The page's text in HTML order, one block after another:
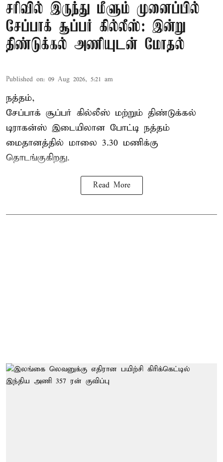
சரிவில் இருந்து மீளும் முனைப்பில்
சேப்பாக் சூப்பர் கில்லீஸ்: இன்று
திண்டுக்கல் அணியுடன் மோதல்
Published on: 09 Aug 2026, 5:21 am
நத்தம்,
சேப்பாக் சூப்பர் கில்லீஸ் மற்றும் திண்டுக்கல்
டிராகன்ஸ் இடையிலான போட்டி நத்தம்
மைதானத்தில் மாலை 3.30 மணிக்கு
தொடங்குகிறது.
Read More